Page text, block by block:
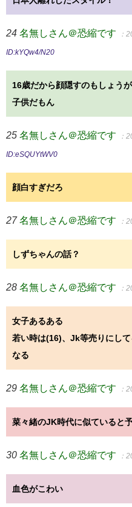
24 名無しさん＠恐縮です ：
ID:kYQw4/N20
16歳だから顔隠すのもしょう
子供だもん
25 名無しさん＠恐縮です ：
ID:eSQUYtWV0
顔白すぎだろ
27 名無しさん＠恐縮です ：
しずちゃんの話？
28 名無しさん＠恐縮です ：
女子あるある
若い時は(16)、Jk等売りにし
なる
29 名無しさん＠恐縮です ：
菜々緒のJK時代に似ていると
30 名無しさん＠恐縮です ：
血色がこわい